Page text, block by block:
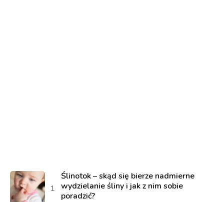
Ślinotok – skąd się bierze nadmierne
wydzielanie śliny i jak z nim sobie
poradzić?